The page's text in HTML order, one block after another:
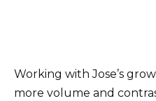
Working with Jose’s
more volume and